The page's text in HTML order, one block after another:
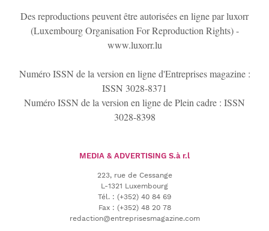
Des reproductions peuvent être autorisées en ligne par luxorr
(Luxembourg Organisation For Reproduction Rights) -
www.luxorr.lu
Numéro ISSN de la version en ligne d'Entreprises magazine :
ISSN 3028-8371
Numéro ISSN de la version en ligne de Plein cadre : ISSN
3028-8398
MEDIA & ADVERTISING S.à r.l
223, rue de Cessange
L-1321 Luxembourg
Tél. : (+352) 40 84 69
Fax : (+352) 48 20 78
redaction@entreprisesmagazine.com